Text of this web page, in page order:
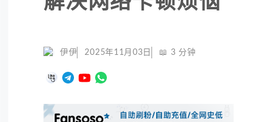
伊伊 2025年11月03日 📖 3 分钟